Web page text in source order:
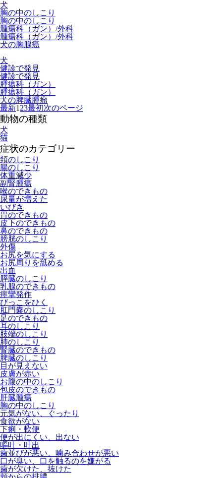
犬
胸の中のしこり
胸の中のしこり
腫瘍科（ガン）/外科
腫瘍科（ガン）/外科
犬の胸腺癌
犬
健診で発見
健診で発見
腫瘍科（ガン）
腫瘍科（ガン）
犬の脾臓腫瘤
最新1 23最初次のページ
動物の種類
犬
猫
症状のカテゴリー
頚のしこり
腸のしこり
体重減少
副腎腫瘍
喉のできもの
尿量が増えた
いびき
胃のできもの
皮下のできもの
鼻のできもの
膀胱のしこり
外傷
お尻を気にする
お尻周りを舐める
出血
膵臓のしこり
乳腺のできもの
痙攣発作
びっこをひく
肛門嚢のしこり
足のできもの
耳のしこり
肢端のしこり
肺のしこり
腎臓のできもの
脾臓のしこり
目が見えない
皮膚が赤い
お腹の中のしこり
包皮のできもの
肝臓腫瘍
胸の中のしこり
元気がない、ぐったり
食欲がない
下痢・軟便
便が出にくい、出ない
嘔吐・吐出
歯並びが悪い、噛み合わせが悪い
口が臭い、口を触るのを嫌がる
歯が欠けた、抜けた